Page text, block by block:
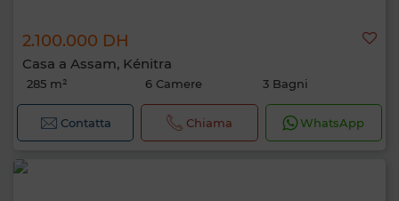
2.100.000 DH
Casa a Assam, Kénitra
285 m² 6 Camere 3 Bagni
Contatta Chiama WhatsApp